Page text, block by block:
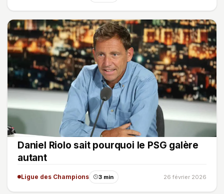
Daniel Riolo sait pourquoi le PSG galère
autant
Ligue des Champions 3 min 26 février 2026